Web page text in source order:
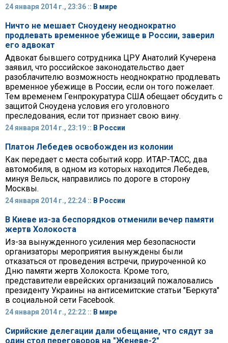
24 января 2014 г., 23:36 :: В мире
Ничто не мешает Сноудену неоднократно
продлевать временное убежище в России, заверил
его адвокат
Адвокат бывшего сотрудника ЦРУ Анатолий Кучерена
заявил, что российское законодательство дает
разоблачителю возможность неоднократно продлевать
временное убежище в России, если он того пожелает.
Тем временем Генпрокуратура США обещает обсудить с
защитой Сноудена условия его уголовного
преследования, если тот признает свою вину.
24 января 2014 г., 23:19 :: В России
Платон Лебедев освобожден из колонии
Как передает с места событий корр. ИТАР-ТАСС, два
автомобиля, в одном из которых находится Лебедев,
минуя Вельск, направились по дороге в сторону
Москвы.
24 января 2014 г., 22:24 :: В России
В Киеве из-за беспорядков отменили вечер памяти
жертв Холокоста
Из-за вынужденного усиления мер безопасности
организаторы мероприятия вынуждены были
отказаться от проведения встречи, приуроченной ко
Дню памяти жертв Холокоста. Кроме того,
представители еврейских организаций пожаловались
президенту Украины на антисемитские статьи "Беркута"
в социальной сети Facebook.
24 января 2014 г., 22:22 :: В мире
Сирийские делегации дали обещание, что сядут за
один стол переговоров на "Женеве-2"